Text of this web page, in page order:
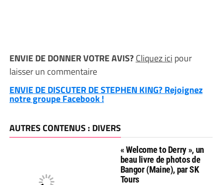
ENVIE DE DONNER VOTRE AVIS?Cliquez ici pour
laisser un commentaire
ENVIE DE DISCUTER DE STEPHEN KING? Rejoignez
notre groupe Facebook !
AUTRES CONTENUS : DIVERS
« Welcome to Derry », un
beau livre de photos de
Bangor (Maine), par SK
Tours